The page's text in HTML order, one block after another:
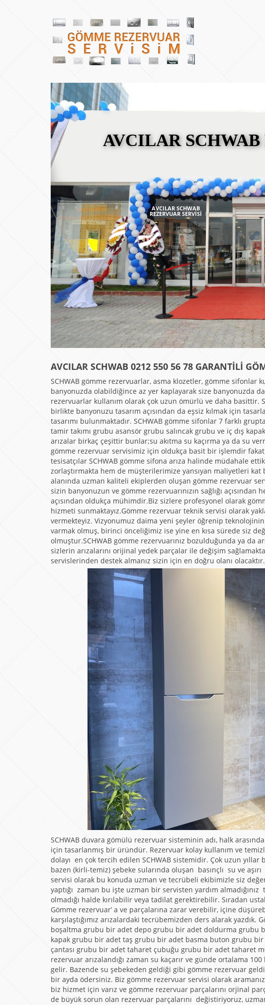
AVCILAR
AVCILAR SCHWAB
REZERVUAR SERVİSİ
AVCILAR SCHWAB 0212 550 56 78 GARANTİLİ
SCHWAB gömme rezervuarlar, asma klozetler, gömme sifonlar
banyonuzda olabildiğince az yer kaplayarak size banyonuzda
rezervuarlar kullanım olarak çok uzun ömürlü ve daha basittir.
birlikte banyonuzu tasarım açısından da eşsiz kılmak için
tasarımı bulunmaktadır. SCHWAB gömme sifonlar 7 farklı
tamir takımı grubu asansör grubu salıncak grubu ve iç dış
arızalar birkaç çeşittir bunlar;su akıtma su kaçırma ya da su
gömme rezervuar servisimiz için oldukça basit bir işlemdir
tesisatçılar SCHWAB gömme sifona arıza halinde müdahale
zorlaştırmakta hem de müşterilerimize yansıyan maliyetleri kat
alanında uzman kaliteli ekiplerden oluşan gömme rezervuar
sizin banyonuzun ve gömme rezervuarınızın sağlığı
açısından oldukça mühimdir.Biz sizlere profesyonel olarak
hizmeti sunmaktayız.Gömme rezervuar teknik servisi olarak
vermekteyiz. Vizyonumuz daima yeni şeyler öğrenip
varmak olmuş, birinci önceliğimiz ise yine en kısa sürede siz
olmuştur.SCHWAB gömme rezervuarınız bozulduğunda ya da
sizlerin arızalarını orijinal yedek parçalar ile değişim
servislerinden destek almanız sizin için en doğru olanı olacaktır.
SCHWAB duvara gömülü rezervuar sisteminin adı, halk
için tasarlanmış bir üründür. Rezervuar kolay kullanım ve
dolayı en çok tercih edilen SCHWAB sistemidir. Çok uzun
bazen (kirli-temiz) şebeke sularında oluşan basınçlı su ve
servisi olarak bu konuda uzman ve tecrübeli ekibimizle siz
yaptığı zaman bu işte uzman bir servisten yardım
olmadığı halde kırılabilir veya tadilat gerektirebilir. Sıradan
Gömme rezervuar’ a ve parçalarına zarar verebilir, içine
karşılaştığımız arızalardaki tecrübemizden ders alarak
boşaltma grubu bir adet depo grubu bir adet doldurma grubu
kapak grubu bir adet taş grubu bir adet basma buton grubu
çantası grubu bir adet taharet çubuğu grubu bir adet taharet
rezervuar arızalandığı zaman su kaçarır ve günde ortalama
gelir. Bazende su şebekeden geldiği gibi gömme rezervuar
bir ayda ödersiniz. Biz gömme rezervuar servisi olarak
biz hizmet için varız ve gömme rezervuar parçalarını orjinal
de büyük sorun olan rezervuar parçalarını değistiriyoruz,